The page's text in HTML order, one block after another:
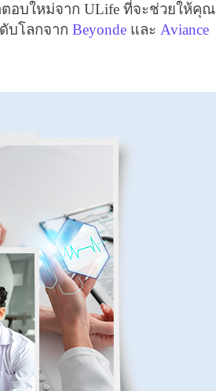
อบใหม่จาก ULife ที่จะช่วยให้คุณ
บโลกจาก Beyonde และ Aviance